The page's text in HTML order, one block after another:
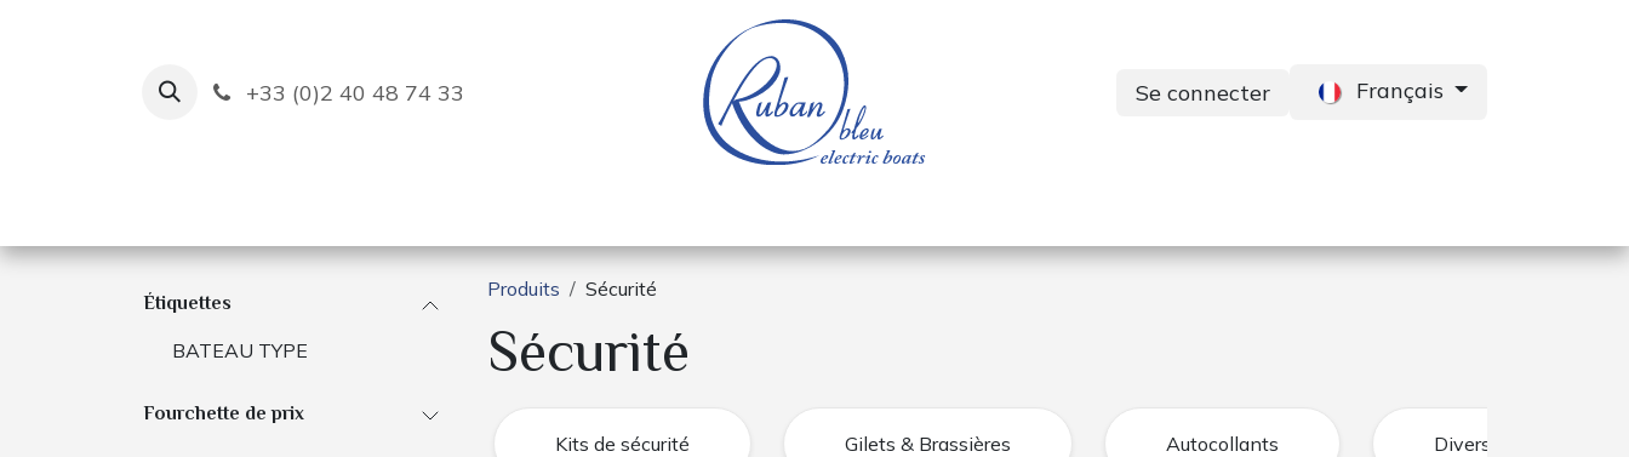
+33 (0)2 40 48 74 33 Se connecter Français
Étiquettes
BATEAU TYPE
Fourchette de prix
Produits Sécurité
Sécurité
Kits de sécurité Gilets & Brassières Autocollants Divers